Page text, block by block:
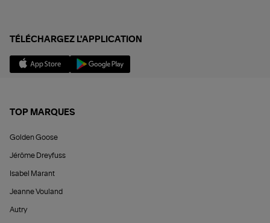
TÉLÉCHARGEZ L'APPLICATION
TOP MARQUES
Golden Goose
Jérôme Dreyfuss
Isabel Marant
Jeanne Vouland
Autry